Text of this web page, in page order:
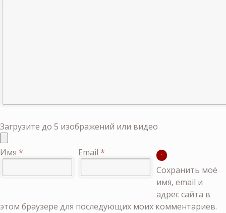
Загрузите до 5 изображений или видео
Имя * Email *
Сохранить моё
имя, email и
адрес сайта в
этом браузере для последующих моих комментариев.